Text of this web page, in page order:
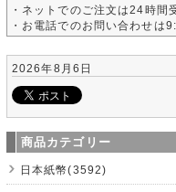
・ネットでのご注文は24時間
・お電話でのお問い合わせは
2026年8月6日
商品カテゴリー
日本紙幣(3592)